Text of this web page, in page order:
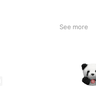
See more